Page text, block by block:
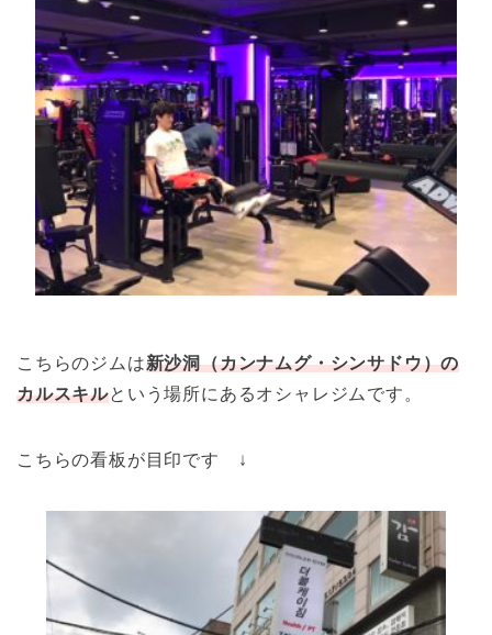
こちらのジムは新沙洞（カンナムグ・シンサドウ）の
カルスキルという場所にあるオシャレジムです。
こちらの看板が目印です ↓